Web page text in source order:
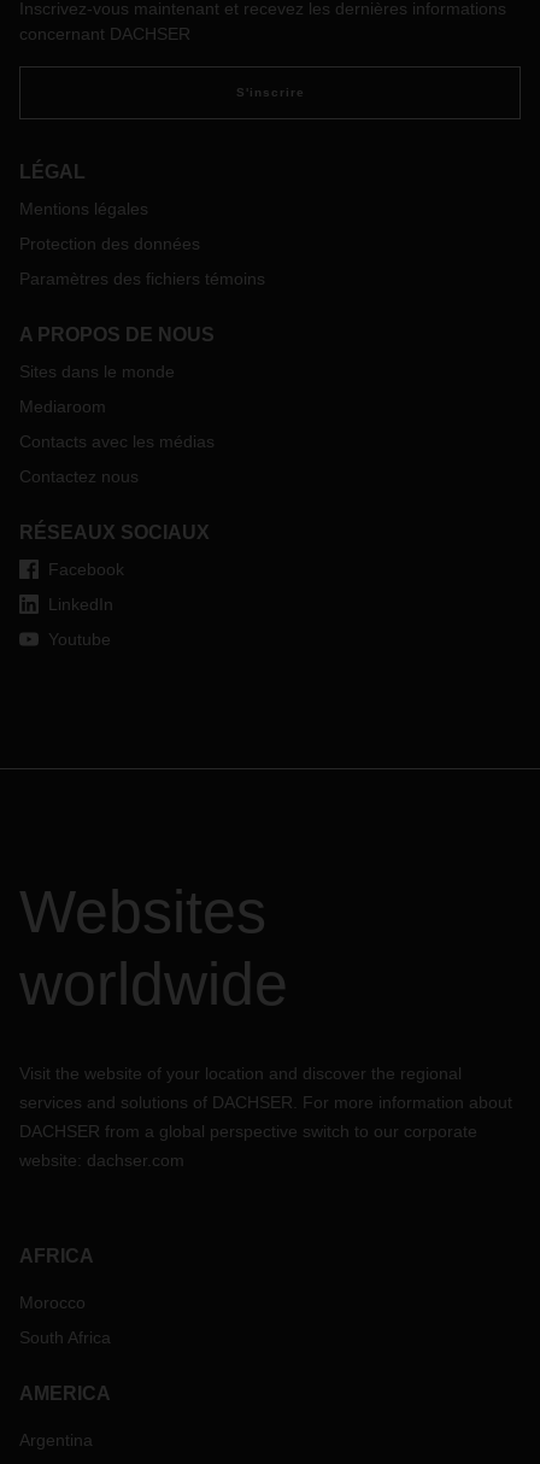
Inscrivez-vous maintenant et recevez les dernières informations
concernant DACHSER
S'inscrire
LÉGAL
Mentions légales
Protection des données
Paramètres des fichiers témoins
A PROPOS DE NOUS
Sites dans le monde
Mediaroom
Contacts avec les médias
Contactez nous
RÉSEAUX SOCIAUX
Facebook
LinkedIn
Youtube
Websites
worldwide
Visit the website of your location and discover the regional
services and solutions of DACHSER. For more information about
DACHSER from a global perspective switch to our corporate
website: dachser.com
AFRICA
Morocco
South Africa
AMERICA
Argentina